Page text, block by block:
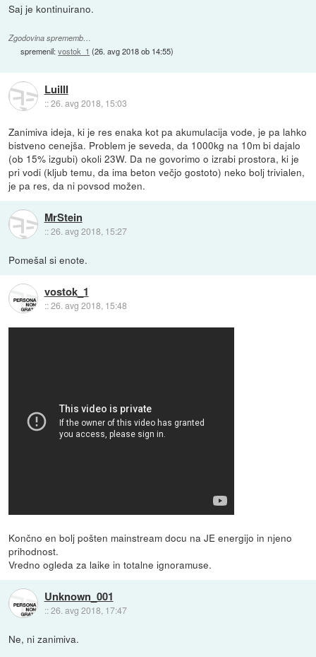
Saj je kontinuirano.
Zgodovina sprememb…
spremenil:vostok_1 (26. avg 2018 ob 14:55)
LuiIII
::26. avg 2018, 15:03
Zanimiva ideja, ki je res enaka kot pa akumulacija vode, je pa lahko
bistveno cenejša. Problem je seveda, da 1000kg na 10m bi dajalo
(ob 15% izgubi) okoli 23W. Da ne govorimo o izrabi prostora, ki je
pri vodi (kljub temu, da ima beton večjo gostoto) neko bolj trivialen,
je pa res, da ni povsod možen.
MrStein
::26. avg 2018, 15:27
Pomešal si enote.
vostok_1
::26. avg 2018, 15:48
Končno en bolj pošten mainstream docu na JE energijo in njeno
prihodnost.
Vredno ogleda za laike in totalne ignoramuse.
Unknown_001
::26. avg 2018, 17:47
Ne, ni zanimiva.